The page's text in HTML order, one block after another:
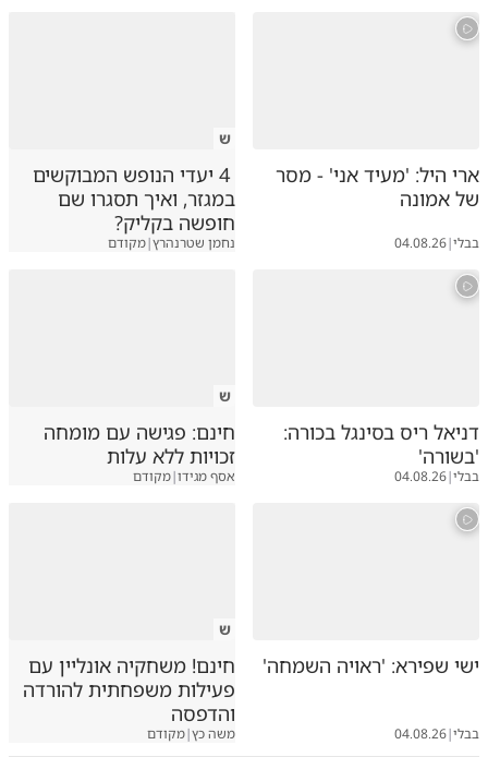
ארי היל: 'מעיד אני' - מסר
של אמונה
בבלי|
04.08.26
ש
4 יעדי הנופש המבוקשים
במגזר, ואיך תסגרו שם
חופשה בקליק?
נחמן שטרנהרץ|מקודם
דניאל ריס בסינגל בכורה:
'בשורה'
בבלי|
04.08.26
ש
חינם: פגישה עם מומחה
זכויות ללא עלות
אסף מגידו|מקודם
ישי שפירא: 'ראויה השמחה'
בבלי|
04.08.26
ש
חינם! משחקיה אונליין עם
פעילות משפחתית להורדה
והדפסה
משה כץ|מקודם